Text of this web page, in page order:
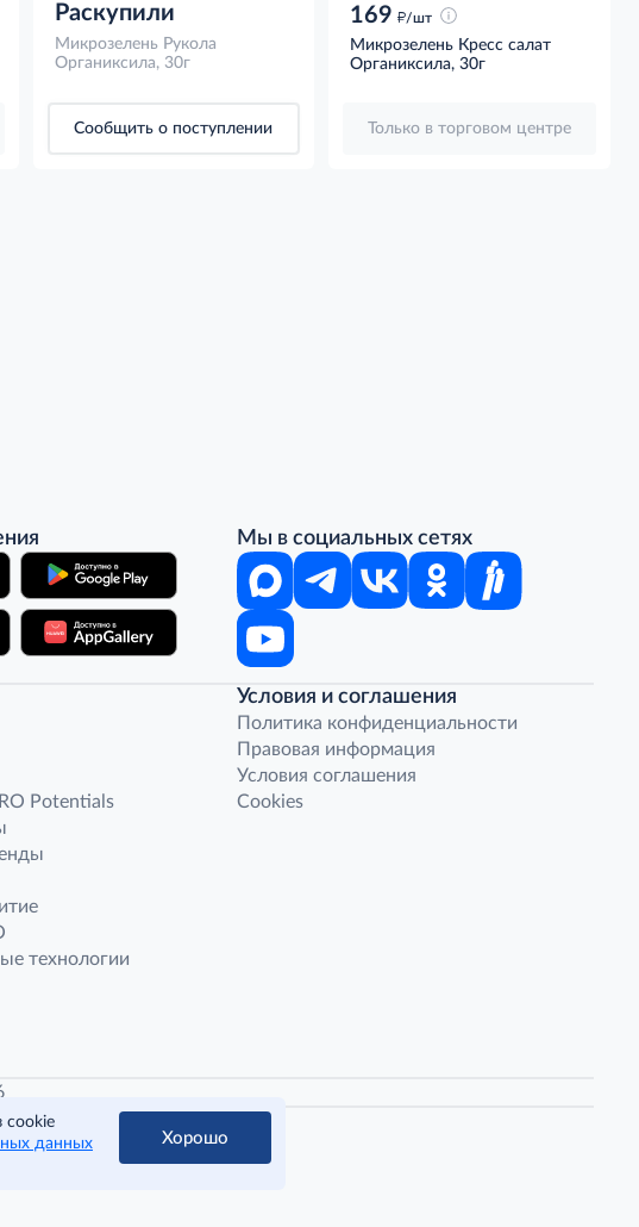
Раскупили
Микрозелень Рукола
Органиксила, 30г
Сообщить о поступлении
169 д/шт
Микрозелень Кресс салат
Органиксила, 30г
Только в торговом центре
Мы в социальных сетях
Potentials
технологии
Условия и соглашения
Политика конфиденциальности
Правовая информация
Условия соглашения
Cookies
cookie
данных
Хорошо